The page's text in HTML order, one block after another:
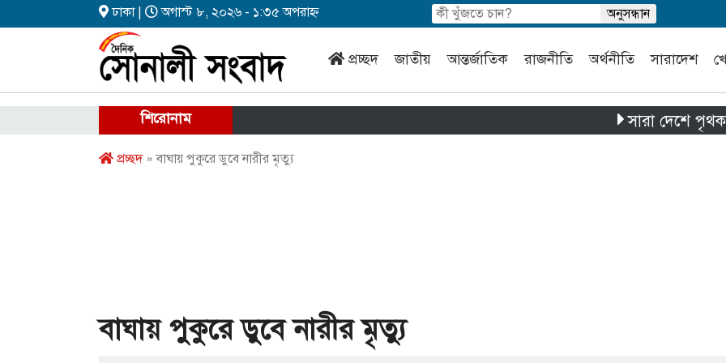
ঢাকা | অগাস্ট ৮, ২০২৬ - ১:৩৫ অপরাহ্ন
প্রচ্ছদ জাতীয় আন্তর্জাতিক রাজনীতি অর্থনীতি সারাদেশ
শিরোনাম সারা দেশে পৃথক
প্রচ্ছদ» বাঘায় পুকুরে ডুবে নারীর মৃত্যু
বাঘায় পুকুরে ডুবে নারীর মৃত্যু